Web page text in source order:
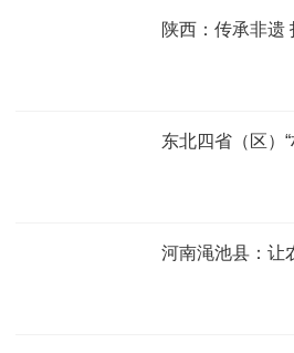
陕西：传承非遗
东北四省（区）
河南渑池县：让